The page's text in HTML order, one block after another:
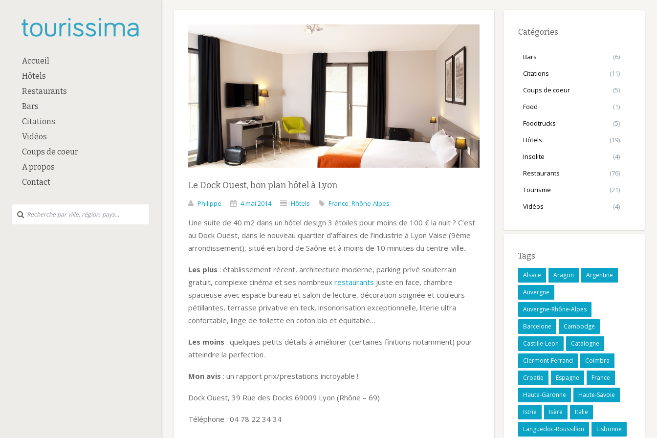
Accueil
Hôtels
Restaurants
Bars
Citations
Vidéos
Coups de coeur
A propos
Contact
Le Dock Ouest, bon plan hôtel à Lyon
Philippe 4 mai 2014 Hôtels France, Rhône-Alpes
Une suite de 40 m2 dans un hôtel design 3 étoiles pour moins de 100 € la nuit ? C’est
au Dock Ouest, dans le nouveau quartier d’affaires de l’industrie à Lyon Vaise (9ème
arrondissement), situé en bord de Saône et à moins de 10 minutes du centre-ville.
Les plus : établissement récent, architecture moderne, parking privé souterrain
gratuit, complexe cinéma et ses nombreux restaurants juste en face, chambre
spacieuse avec espace bureau et salon de lecture, décoration soignée et couleurs
pétillantes, terrasse privative en teck, insonorisation exceptionnelle, literie ultra
confortable, linge de toilette en coton bio et équitable…
Les moins : quelques petits détails à améliorer (certaines finitions notamment) pour
atteindre la perfection.
Mon avis : un rapport prix/prestations incroyable !
Dock Ouest, 39 Rue des Docks 69009 Lyon (Rhône – 69)
Téléphone : 04 78 22 34 34
Catégories
Bars
(6)
Citations
(11)
Coups de coeur
(5)
Food
(1)
Foodtrucks
(5)
Hôtels
(19)
Insolite
(4)
Restaurants
(76)
Tourisme
(21)
Vidéos
(4)
Tags
Alsace Aragon Argentine
Auvergne
Auvergne-Rhône-Alpes
Barcelone Cambodge
Castille-Leon Catalogne
Clermont-Ferrand Coimbra
Croatie Espagne France
Haute-Garonne Haute-Savoie
Istrie Isère Italie
Languedoc-Roussillon Lisbonne